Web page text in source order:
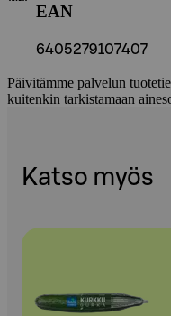
EAN
6405279107407
Päivitämme palvelun
kuitenkin tarkistamaan
Katso myös